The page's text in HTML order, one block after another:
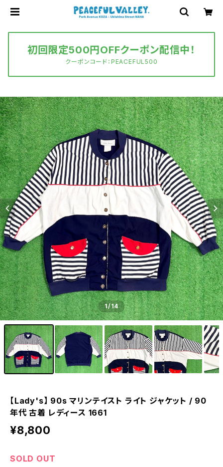
初回限定500円OFFクーポン配信中！
クーポンコード：PEACEFUL500
1/14
【Lady's】 90s マリンテイスト ライト ジャケット / 90
年代 古着 レディース 1661
¥8,800
SOLD OUT